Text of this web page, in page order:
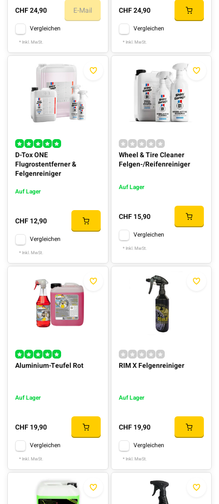
CHF 24,90 E-Mail
Vergleichen
* Inkl. MwSt.
CHF 24,90
Vergleichen
* Inkl. MwSt.
D-Tox ONE
Flugrostentferner &
Felgenreiniger
Auf Lager
CHF 12,90
Vergleichen
* Inkl. MwSt.
Wheel & Tire Cleaner
Felgen-/Reifenreiniger
Auf Lager
CHF 15,90
Vergleichen
* Inkl. MwSt.
Aluminium-Teufel Rot
Auf Lager
CHF 19,90
Vergleichen
* Inkl. MwSt.
RIM X Felgenreiniger
Auf Lager
CHF 19,90
Vergleichen
* Inkl. MwSt.